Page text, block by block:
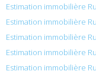
Estimation immobilière
Estimation immobilière
Estimation immobilière
Estimation immobilière
Estimation immobilière